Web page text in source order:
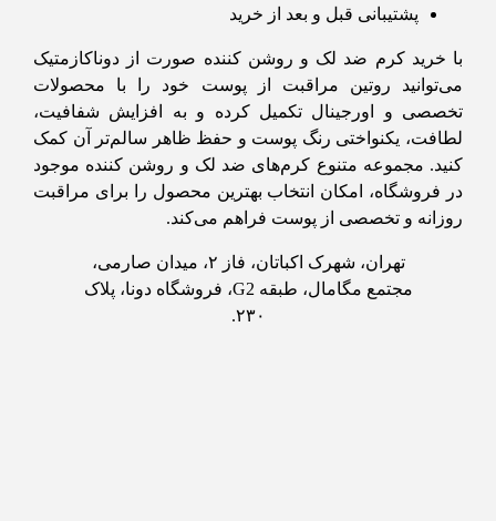
پشتیبانی قبل و بعد از خرید
با خرید کرم ضد لک و روشن کننده صورت از دوناکازمتیک
می‌توانید روتین مراقبت از پوست خود را با محصولات
تخصصی و اورجینال تکمیل کرده و به افزایش شفافیت،
لطافت، یکنواختی رنگ پوست و حفظ ظاهر سالم‌تر آن کمک
کنید. مجموعه متنوع کرم‌های ضد لک و روشن کننده موجود
در فروشگاه، امکان انتخاب بهترین محصول را برای مراقبت
روزانه و تخصصی از پوست فراهم می‌کند.
تهران، شهرک اکباتان، فاز ۲، میدان صارمی،
مجتمع مگامال، طبقه G2، فروشگاه دونا، پلاک
۲۳۰.